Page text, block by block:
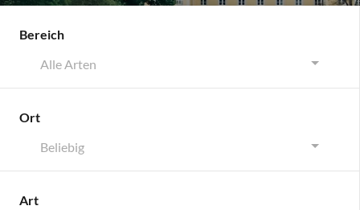
Bereich
Alle Arten
Ort
Beliebig
Art
Über Pell-Rich Immobilien